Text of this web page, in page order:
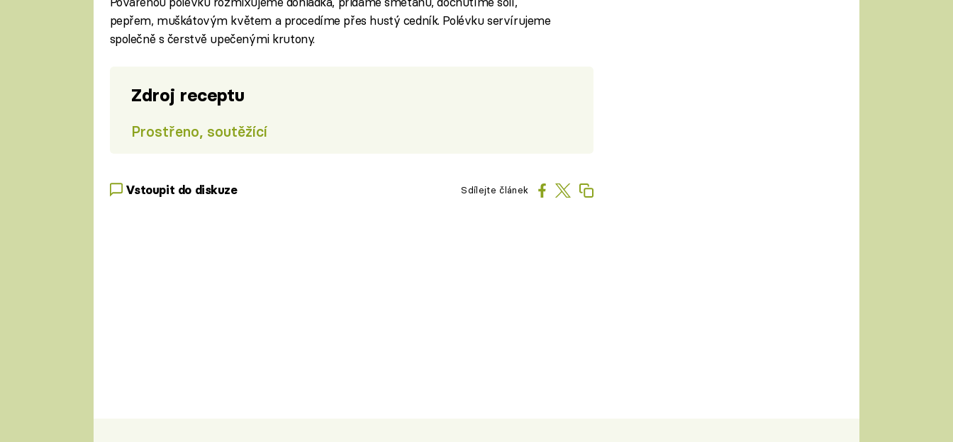
pepřem, muškátovým květem a procedíme přes hustý cedník. Polévku servírujeme
společně s čerstvě upečenými krutony.
Zdroj receptu
Prostřeno, soutěžící
Vstoupit do diskuze Sdílejte článek